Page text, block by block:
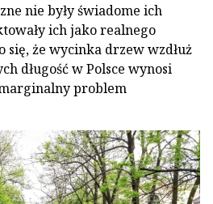
nie były świadome ich
ich jako realnego
się, że wycinka drzew wzdłuż
długość w Polsce wynosi
problem